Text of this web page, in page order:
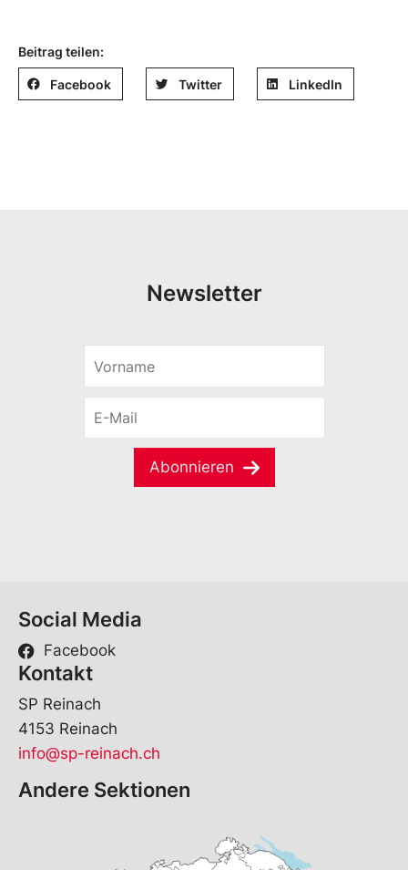
Beitrag teilen:
Facebook Twitter LinkedIn
Newsletter
r
M
Abonnieren
Social Media
Facebook
Kontakt
SP Reinach
4153 Reinach
info@sp-reinach.ch
Andere Sektionen